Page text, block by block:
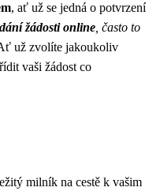
, ať už se jedná o potvrzení
žádosti online, často to
už zvolíte jakoukoliv
vaši žádost co
milník na cestě k vašim